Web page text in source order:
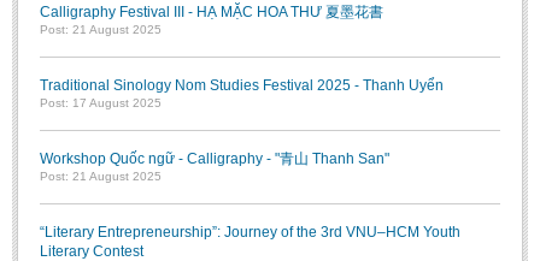
Calligraphy Festival III - HẠ MẶC HOA THƯ 夏墨花書
Post: 21 August 2025
Traditional Sinology Nom Studies Festival 2025 - Thanh Uyển
Post: 17 August 2025
Workshop Quốc ngữ - Calligraphy - "青山 Thanh San"
Post: 21 August 2025
“Literary Entrepreneurship”: Journey of the 3rd VNU–HCM Youth
Literary Contest